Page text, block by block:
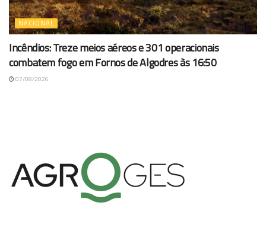
NACIONAL
Incêndios: Treze meios aéreos e 301 operacionais
combatem fogo em Fornos de Algodres às 16:50
07/08/2026